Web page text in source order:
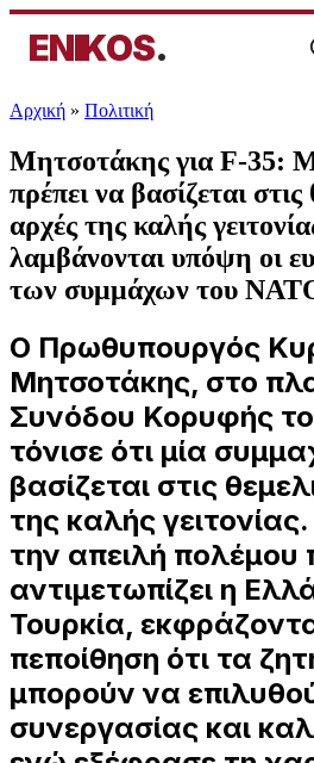
ENIKOS.
Αρχική » Πολιτική
Μητσοτάκης για F-35:
πρέπει να βασίζεται στις
αρχές της καλής
λαμβάνονται υπόψη οι
των συμμάχων του
Ο Πρωθυπουργός
Μητσοτάκης, στο
Συνόδου Κορυφής
τόνισε ότι μία
βασίζεται στις
της καλής
την απειλή πολέμου
αντιμετωπίζει η
Τουρκία,
πεποίθηση ότι τα
μπορούν να
συνεργασίας και